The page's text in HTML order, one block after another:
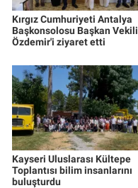
Kırgız Cumhuriyeti Antalya
Başkonsolosu Başkan Vekili
Özdemir'i ziyaret etti
Kayseri Uluslarası Kültepe
Toplantısı bilim insanlarını
buluşturdu